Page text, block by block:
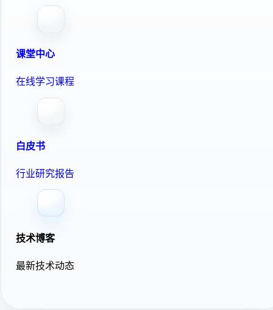
课堂中心
在线学习课程
白皮书
行业研究报告
技术博客
最新技术动态